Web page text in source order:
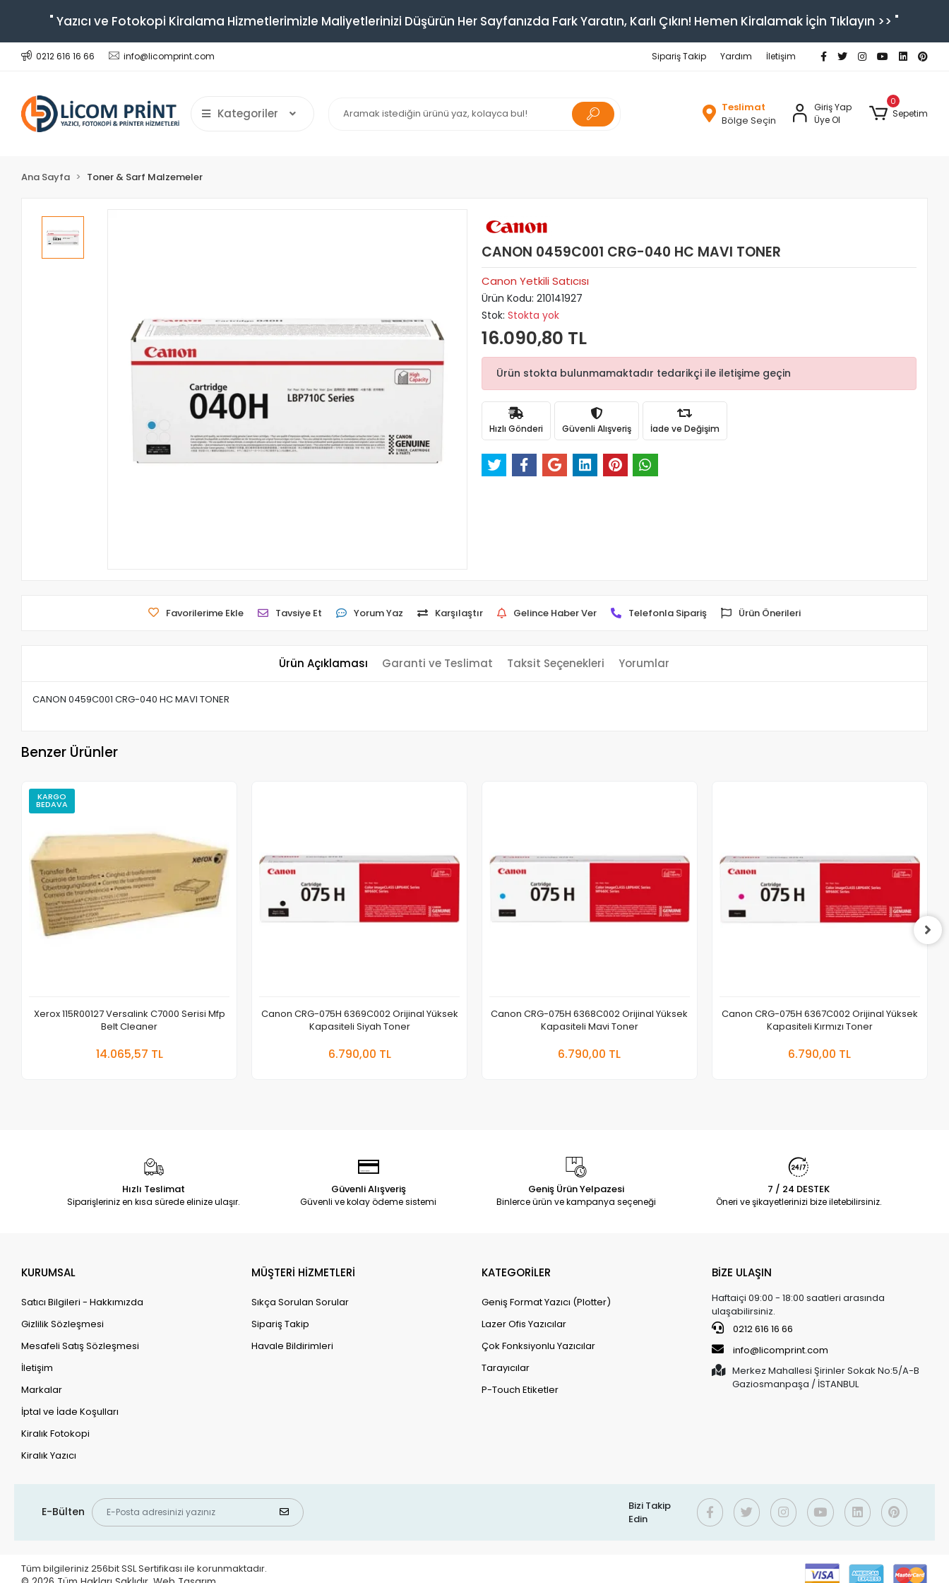
" Yazıcı ve Fotokopi Kiralama Hizmetlerimizle Maliyetlerinizi Düşürün Her Sayfanızda Fark Yaratın, Karlı Çıkın! Hemen Kiralamak İçin Tıklayın >> "
0212 616 16 66 info@licomprint.com Sipariş Takip Yardım İletişim
Kategoriler
Teslimat
Bölge Seçin
Giriş Yap
Üye Ol
0
Sepetim
Ana Sayfa Toner & Sarf Malzemeler
CANON 0459C001 CRG-040 HC MAVI TONER
Canon Yetkili Satıcısı
Ürün Kodu: 210141927
Stok: Stokta yok
16.090,80 TL
Ürün stokta bulunmamaktadır tedarikçi ile iletişime geçin
Hızlı Gönderi Güvenli Alışveriş İade ve Değişim
Favorilerime Ekle Tavsiye Et Yorum Yaz Karşılaştır Gelince Haber Ver Telefonla Sipariş Ürün Önerileri
Ürün Açıklaması Garanti ve Teslimat Taksit Seçenekleri Yorumlar
CANON 0459C001 CRG-040 HC MAVI TONER
Benzer Ürünler
KARGO
BEDAVA
Xerox 115R00127 Versalink C7000 Serisi Mfp
Belt Cleaner
14.065,57 TL
Canon CRG-075H 6369C002 Orijinal Yüksek
Kapasiteli Siyah Toner
6.790,00 TL
Canon CRG-075H 6368C002 Orijinal Yüksek
Kapasiteli Mavi Toner
6.790,00 TL
Canon CRG-075H 6367C002 Orijinal Yüksek
Kapasiteli Kırmızı Toner
6.790,00 TL
Hızlı Teslimat
Siparişleriniz en kısa sürede elinize ulaşır.
Güvenli Alışveriş
Güvenli ve kolay ödeme sistemi
Geniş Ürün Yelpazesi
Binlerce ürün ve kampanya seçeneği
7 / 24 DESTEK
Öneri ve şikayetlerinizi bize iletebilirsiniz.
KURUMSAL
Satıcı Bilgileri - Hakkımızda
Gizlilik Sözleşmesi
Mesafeli Satış Sözleşmesi
İletişim
Markalar
İptal ve İade Koşulları
Kiralık Fotokopi
Kiralık Yazıcı
MÜŞTERİ HİZMETLERİ
Sıkça Sorulan Sorular
Sipariş Takip
Havale Bildirimleri
KATEGORİLER
Geniş Format Yazıcı (Plotter)
Lazer Ofis Yazıcılar
Çok Fonksiyonlu Yazıcılar
Tarayıcılar
P-Touch Etiketler
BİZE ULAŞIN
Haftaiçi 09:00 - 18:00 saatleri arasında
ulaşabilirsiniz.
0212 616 16 66
info@licomprint.com
Merkez Mahallesi Şirinler Sokak No:5/A-B
Gaziosmanpaşa / İSTANBUL
E-Bülten
Bizi Takip
Edin
Tüm bilgileriniz 256bit SSL Sertifikası ile korunmaktadır.